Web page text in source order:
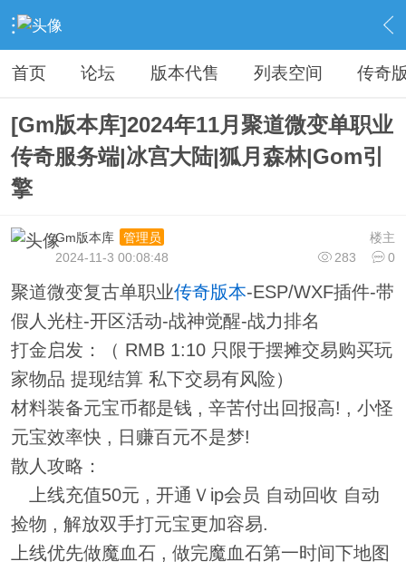
› 传奇私服专区 › 传奇商业版本免费下载 › 内容
首页 论坛 版本代售 列表空间 传奇
[Gm版本库]2024年11月聚道微变单职业
传奇服务端|冰宫大陆|狐月森林|Gom引
擎
楼主
Gm版本库
管理员
283
0
2024-11-3 00:08:48
聚道微变复古单职业传奇版本-ESP/WXF插件-带
假人光柱-开区活动-战神觉醒-战力排名
打金启发：（ RMB 1:10 只限于摆摊交易购买玩
家物品 提现结算 私下交易有风险）
材料装备元宝币都是钱 , 辛苦付出回报高! , 小怪
元宝效率快 , 日赚百元不是梦!
散人攻略：
上线充值50元 , 开通Ｖip会员 自动回收 自动
捡物 , 解放双手打元宝更加容易.
上线优先做魔血石 , 做完魔血石第一时间下地图